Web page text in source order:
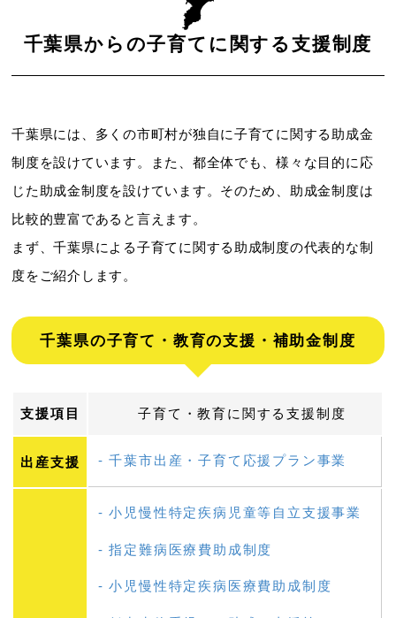
千葉県からの子育てに関する支援制度
千葉県には、多くの市町村が独自に子育てに関する助成金
制度を設けています。また、都全体でも、様々な目的に応
じた助成金制度を設けています。そのため、助成金制度は
比較的豊富であると言えます。
まず、千葉県による子育てに関する助成制度の代表的な制
度をご紹介します。
千葉県の子育て・教育の支援・補助金制度
支援項目 子育て・教育に関する支援制度
出産支援 千葉市出産・子育て応援プラン事業
小児慢性特定疾病児童等自立支援事業
指定難病医療費助成制度
小児慢性特定疾病医療費助成制度